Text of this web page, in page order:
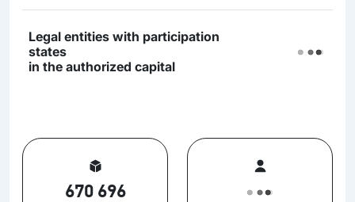
Legal entities with participation
states
in the authorized capital
670 696